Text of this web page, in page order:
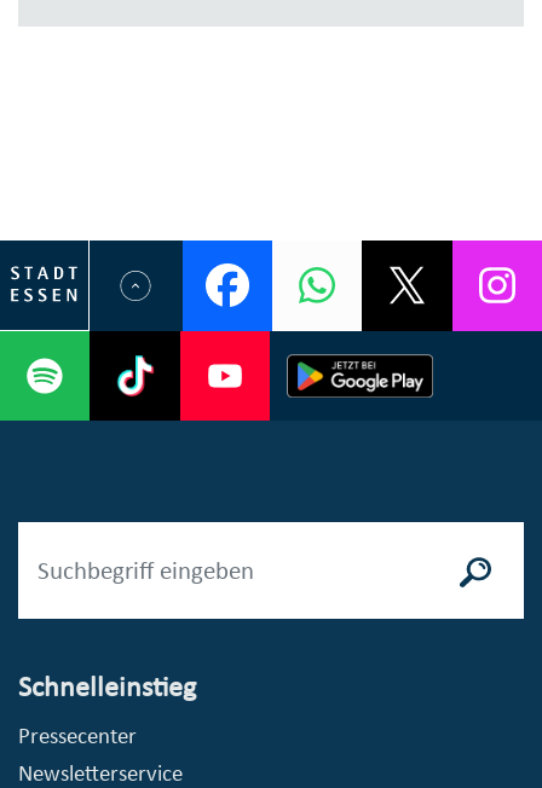
Schnelleinstieg
Pressecenter
Newsletterservice